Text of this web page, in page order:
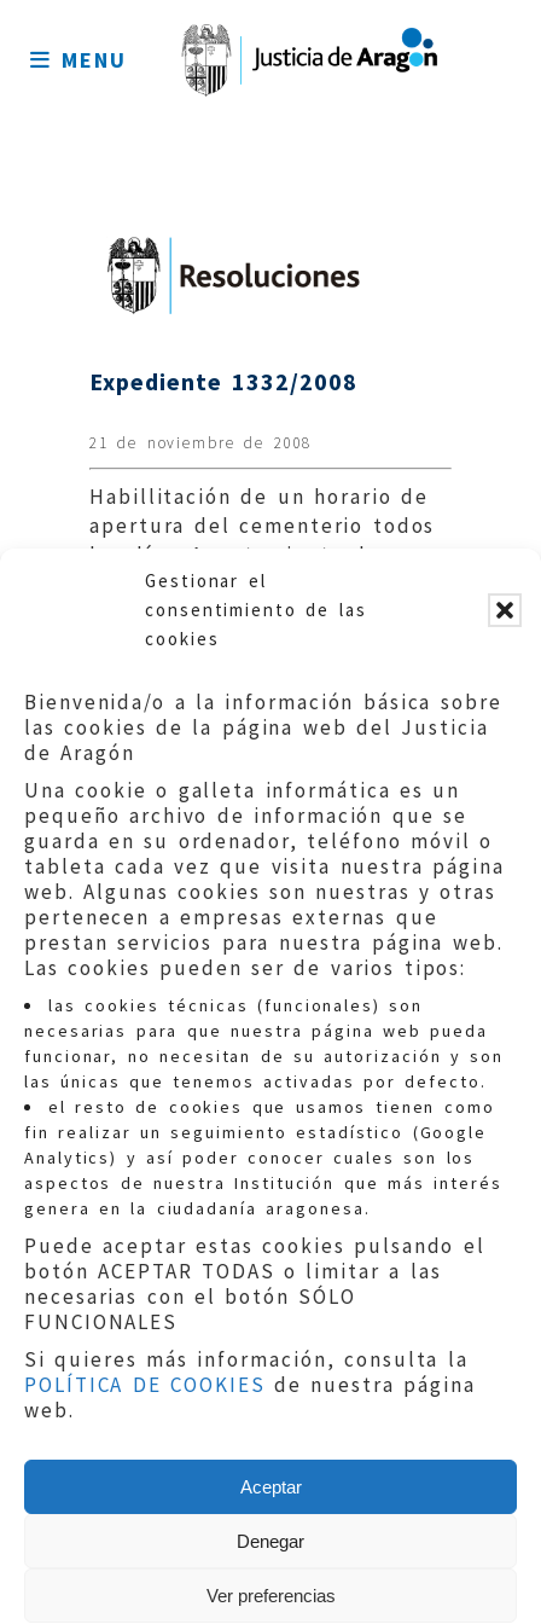
Gestionar el
consentimiento de las
cookies
Bienvenida/o a la información básica sobre
las cookies de la página web del Justicia
de Aragón
Una cookie o galleta informática es un
pequeño archivo de información que se
guarda en su ordenador, teléfono móvil o
tableta cada vez que visita nuestra página
web. Algunas cookies son nuestras y otras
pertenecen a empresas externas que
prestan servicios para nuestra página web.
Las cookies pueden ser de varios tipos:
las cookies técnicas (funcionales) son
necesarias para que nuestra página web pueda
funcionar, no necesitan de su autorización y son
las únicas que tenemos activadas por defecto.
el resto de cookies que usamos tienen como
fin realizar un seguimiento estadístico (Google
Analytics) y así poder conocer cuales son los
aspectos de nuestra Institución que más interés
genera en la ciudadanía aragonesa.
Puede aceptar estas cookies pulsando el
botón ACEPTAR TODAS o limitar a las
necesarias con el botón SÓLO
FUNCIONALES
Si quieres más información, consulta la
POLÍTICA DE COOKIES de nuestra página
web.
Aceptar
Denegar
Ver preferencias
sitio
MENU
Expediente 1332/2008
21 de noviembre de 2008
Habillitación de un horario de
apertura del cementerio todos
los días. Ayuntamiento de
Palomar de Arroyos.
Quejas:quejas@eljusticiadearagon.es
Información general:
informacion@eljusticiadearagon.es
Teléfonos:900 210 210/
Aviso legal|Política de privacidad|
Protección de Datos
Política de cookies
Copyright © 2019El Justicia de Aragón|
Sephor Consulting